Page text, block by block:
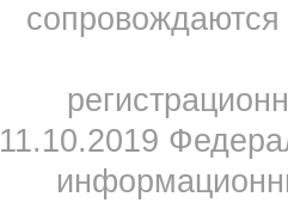
11.10.2019